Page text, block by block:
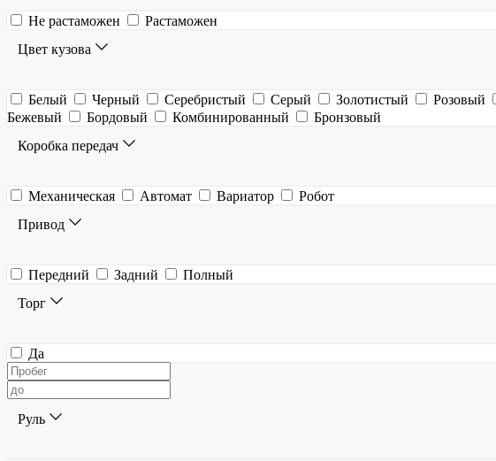
Не растаможен
Растаможен
Цвет кузова
Белый Черный Серебристый Серый Золотистый Розовый
Бежевый
Бордовый Комбинированный
Бронзовый
Коробка передач
Механическая Автомат Вариатор
Робот
Привод
Передний Задний
Полный
Торг
Да
Руль